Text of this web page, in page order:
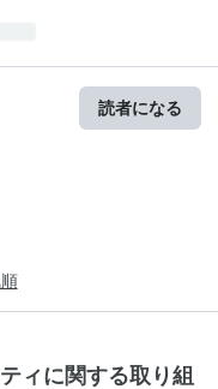
読者になる
ィに関する取り組